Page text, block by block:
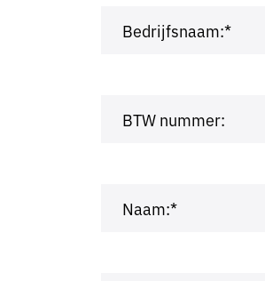
Bedrijfsnaam:*
BTW nummer:
Naam:*